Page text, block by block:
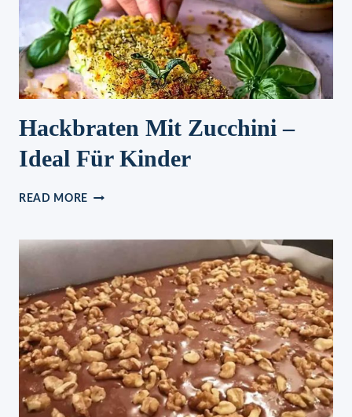
Hackbraten Mit Zucchini –
Ideal Für Kinder
READ MORE HACKBRATEN
–
FÜR
KINDER